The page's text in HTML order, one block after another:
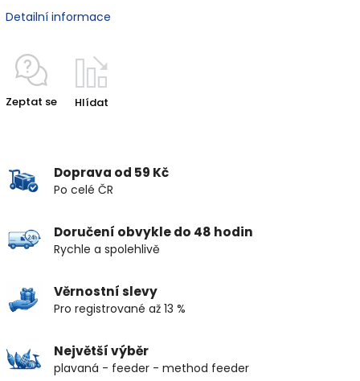
Detailní informace
Zeptat se Hlídat
Doprava od 59 Kč
Po celé ČR
Doručení obvykle do 48 hodin
Rychle a spolehlivě
Věrnostní slevy
Pro registrované až 13 %
Největší výběr
plavaná - feeder - method feeder